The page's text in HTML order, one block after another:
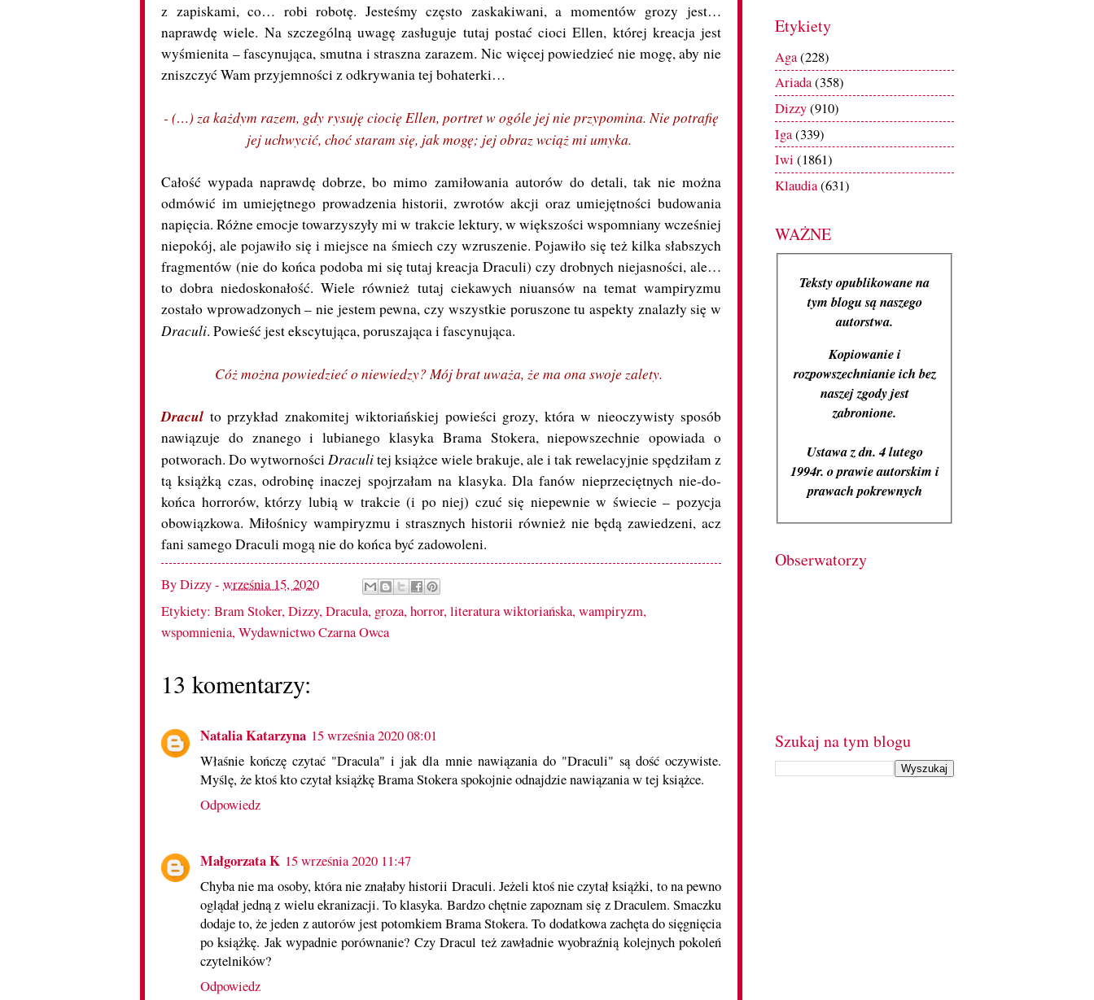
z zapiskami, co… robi robotę. Jesteśmy często zaskakiwani, a momentów grozy jest…
naprawdę wiele. Na szczególną uwagę zasługuje tutaj postać cioci Ellen, której kreacja jest
wyśmienita – fascynująca, smutna i straszna zarazem. Nic więcej powiedzieć nie mogę, aby nie
zniszczyć Wam przyjemności z odkrywania tej bohaterki…
- (…) za każdym razem, gdy rysuję ciocię Ellen, portret w ogóle jej nie przypomina. Nie potrafię
jej uchwycić, choć staram się, jak mogę; jej obraz wciąż mi umyka.
Całość wypada naprawdę dobrze, bo mimo zamiłowania autorów do detali, tak nie można
odmówić im umiejętnego prowadzenia historii, zwrotów akcji oraz umiejętności budowania
napięcia. Różne emocje towarzyszyły mi w trakcie lektury, w większości wspomniany wcześniej
niepokój, ale pojawiło się i miejsce na śmiech czy wzruszenie. Pojawiło się też kilka słabszych
fragmentów (nie do końca podoba mi się tutaj kreacja Draculi) czy drobnych niejasności, ale…
to dobra niedoskonałość. Wiele również tutaj ciekawych niuansów na temat wampiryzmu
zostało wprowadzonych – nie jestem pewna, czy wszystkie poruszone tu aspekty znalazły się w
Draculi. Powieść jest ekscytująca, poruszająca i fascynująca.
Cóż można powiedzieć o niewiedzy? Mój brat uważa, że ma ona swoje zalety.
Dracul to przykład znakomitej wiktoriańskiej powieści grozy, która w nieoczywisty sposób
nawiązuje do znanego i lubianego klasyka Brama Stokera, niepowszechnie opowiada o
potworach. Do wytworności Draculitej książce wiele brakuje, ale i tak rewelacyjnie spędziłam z
tą książką czas, odrobinę inaczej spojrzałam na klasyka. Dla fanów nieprzeciętnych nie-do-
końca horrorów, którzy lubią w trakcie (i po niej) czuć się niepewnie w świecie – pozycja
obowiązkowa. Miłośnicy wampiryzmu i strasznych historii również nie będą zawiedzeni, acz
fani samego Draculi mogą nie do końca być zadowoleni.
ByDizzy- września 15, 2020
Etykiety: Bram Stoker,Dizzy,Dracula, groza,horror,literatura wiktoriańska,wampiryzm,
wspomnienia,Wydawnictwo Czarna Owca
13 komentarzy:
Natalia Katarzyna 15 września 2020 08:01
Właśnie kończę czytać "Dracula" i jak dla mnie nawiązania do "Draculi" są dość oczywiste.
Myślę, że ktoś kto czytał książkę Brama Stokera spokojnie odnajdzie nawiązania w tej książce.
Odpowiedz
Małgorzata K 15 września 2020 11:47
Chyba nie ma osoby, która nie znałaby historii Draculi. Jeżeli ktoś nie czytał książki, to na pewno
oglądał jedną z wielu ekranizacji. To klasyka. Bardzo chętnie zapoznam się z Draculem. Smaczku
dodaje to, że jeden z autorów jest potomkiem Brama Stokera. To dodatkowa zachęta do sięgnięcia
po książkę. Jak wypadnie porównanie? Czy Dracul też zawładnie wyobraźnią kolejnych pokoleń
czytelników?
Odpowiedz
Etykiety
Aga(228)
Ariada(358)
Dizzy(910)
Iga(339)
Iwi (1861)
Klaudia(631)
WAŻNE
Teksty opublikowane na
tym blogu są naszego
autorstwa.
Kopiowanie i
rozpowszechnianie ich bez
naszej zgody jest
zabronione.
Ustawa z dn. 4 lutego
1994r. o prawie autorskim i
prawach pokrewnych
Obserwatorzy
Szukaj na tym blogu